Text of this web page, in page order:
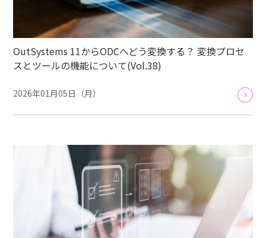
OutSystems 11からODCへどう変換する？ 変換プロセ
スとツールの機能について(Vol.38)
2026年01月05日（月）